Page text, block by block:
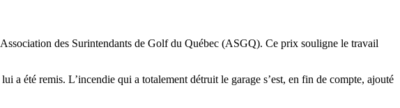
des Surintendants de Golf du Québec (ASGQ). Ce prix souligne le travail
été remis. L’incendie qui a totalement détruit le garage s’est, en fin de compte, ajouté